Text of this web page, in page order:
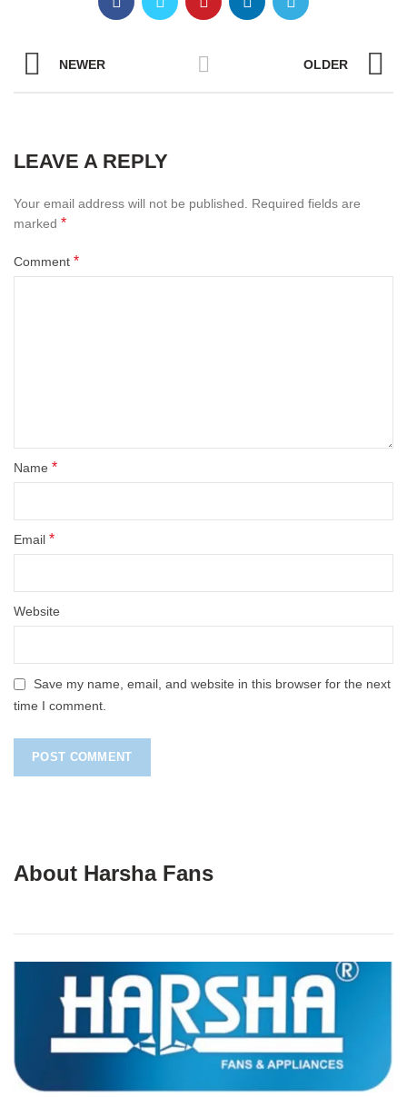
NEWER OLDER
LEAVE A REPLY
Your email address will not be published.
Required fields are
marked *
Comment *
Name *
Email *
Website
Save my name, email, and website in this browser for the next
time I comment.
About Harsha Fans